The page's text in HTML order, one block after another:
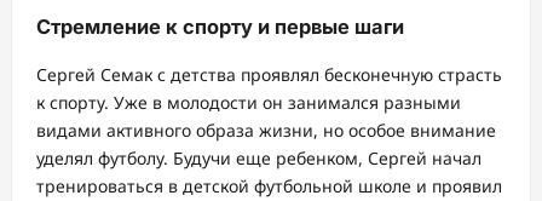
Стремление к спорту и первые шаги
Сергей Семак с детства проявлял бесконечную страсть
к спорту. Уже в молодости он занимался разными
видами активного образа жизни, но особое внимание
уделял футболу. Будучи еще ребенком, Сергей начал
тренироваться в детской футбольной школе и проявил